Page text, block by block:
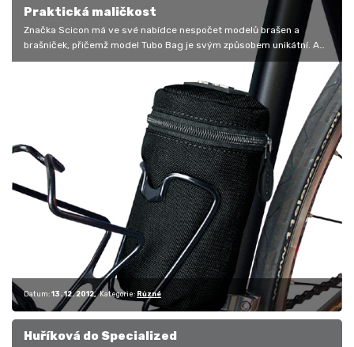
Praktická maličkost
Značka Scicon má ve své nabídce nespočet modelů brašen a
brašniček, přičemž model Tubo Bag je svým způsobem unikátní. A
to nejen svým…
Datum: 13. 12. 2012 Kategorie: Různé
Huříková do Specialized